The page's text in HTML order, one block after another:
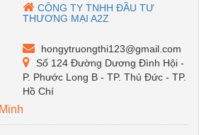
CÔNG TY TNHH ĐẦU TƯ
THƯƠNG MẠI A2Z
hongytruongthi123@gmail.com
Số 124 Đường Dương Đình Hội -
P. Phước Long B - TP. Thủ Đức - TP.
Hồ Chí